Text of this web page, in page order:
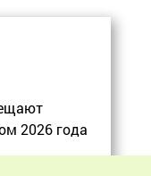
2026 года